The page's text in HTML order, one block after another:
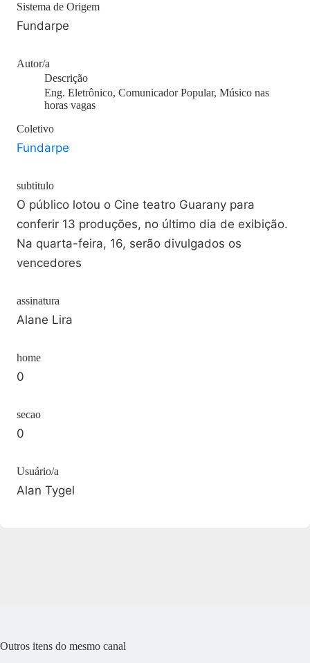
Sistema de Origem
Fundarpe
Autor/a
Descrição
Eng. Eletrônico, Comunicador Popular, Músico nas
horas vagas
Coletivo
Fundarpe
subtitulo
O público lotou o Cine teatro Guarany para
conferir 13 produções, no último dia de exibição.
Na quarta-feira, 16, serão divulgados os
vencedores
assinatura
Alane Lira
home
0
secao
0
Usuário/a
Alan Tygel
Outros itens do mesmo canal